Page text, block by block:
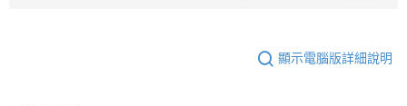
顯示電腦版詳細說明